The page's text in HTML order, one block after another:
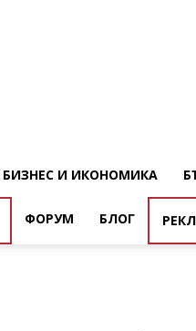
БИЗНЕС И ИКОНОМИКА
ФОРУМ БЛОГ